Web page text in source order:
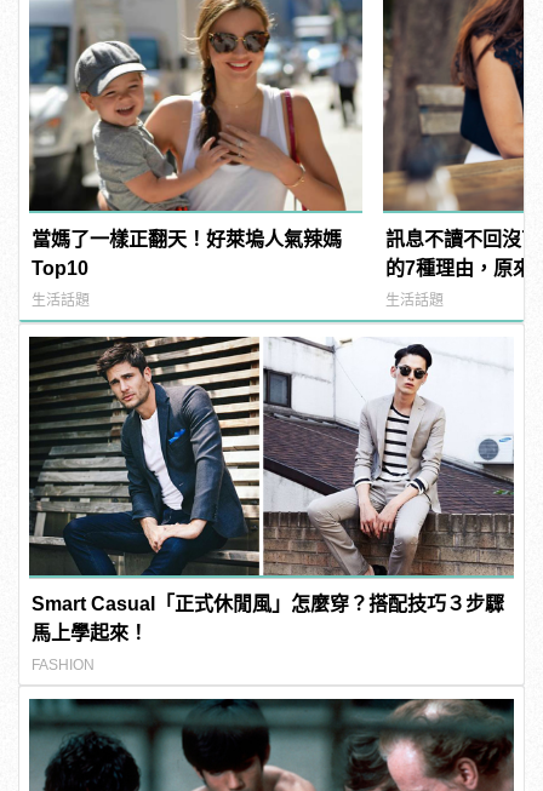
當媽了一樣正翻天！好萊塢人氣辣媽
Top10
生活話題
訊息不讀不回沒
的7種理由，原來
生活話題
Smart Casual「正式休閒風」怎麼穿？搭配技巧３步驟
馬上學起來！
FASHION